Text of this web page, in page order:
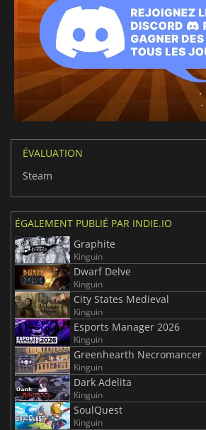
ÉVALUATION
Steam
ÉGALEMENT PUBLIÉ PAR INDIE.IO
Graphite
Kinguin
Dwarf Delve
Kinguin
City States Medieval
Kinguin
Esports Manager 2026
Kinguin
Greenhearth Necromancer
Kinguin
Dark Adelita
Kinguin
SoulQuest
Kinguin